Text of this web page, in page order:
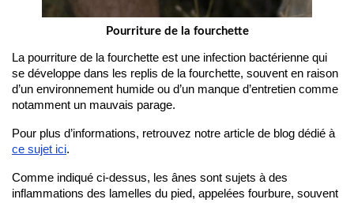
Pourriture de la fourchette
La pourriture de la fourchette est une infection bactérienne qui
se développe dans les replis de la fourchette, souvent en raison
d’un environnement humide ou d’un manque d’entretien comme
notamment un mauvais parage.
ce sujet ici.
Comme indiqué ci-dessus, les ânes sont sujets à des
inflammations des lamelles du pied, appelées fourbure, souvent